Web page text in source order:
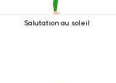
Salutation au soleil